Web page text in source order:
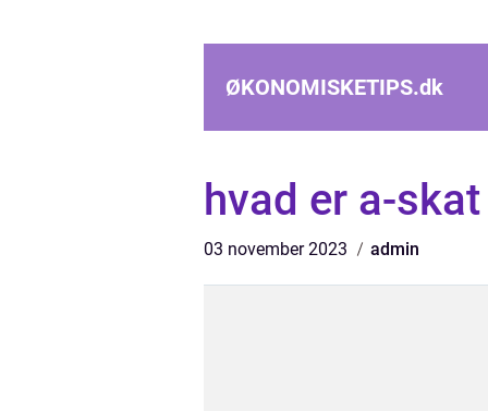
ØKONOMISKETIPS.dk
hvad er a-skat
03 november 2023 admin